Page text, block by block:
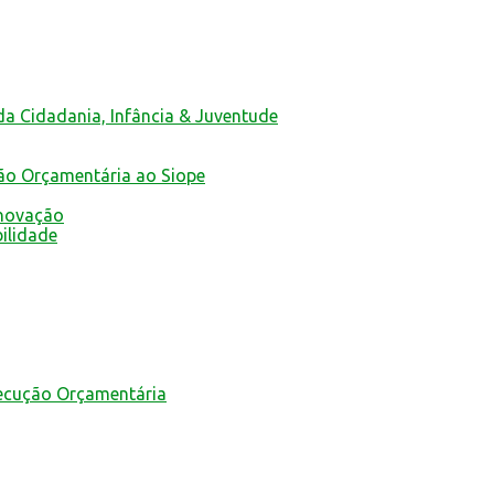
Cidadania, Infância & Juventude
Orçamentária ao Siope
Orçamentária